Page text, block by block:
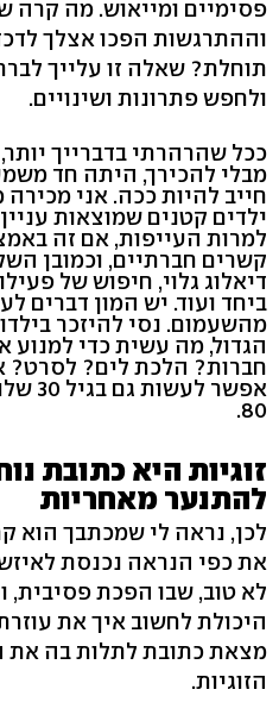
פסימיים ומייאוש. מה קרה
וההתרגשות הפכו אצלך
תוחלת? שאלה זו עלייך
ולחפש פתרונות ושינויים.
ככל שהרהרתי בדברייך
מבלי להכירך, היתה חד
חייב להיות ככה. אני
ילדים קטנים שמוצאות
למרות העייפות, אם זה
קשרים חברתיים, וכמובן
דיאלוג גלוי, חיפוש של
ביחד ועוד. יש המון דברים
מהשעמום. נסי להיזכר
הגדול, מה עשית כדי
חברות? הלכת לים?
אפשר
80.
זוגיות היא כתובת
להתנער מאחריות
לכן, נראה לי שמכתבך הוא
את כפי הנראה נכנסת
לא טוב, שבו הפכת פסיבית,
היכולת לחשוב איך את
מצאת כתובת לתלות בה
הזוגיות.